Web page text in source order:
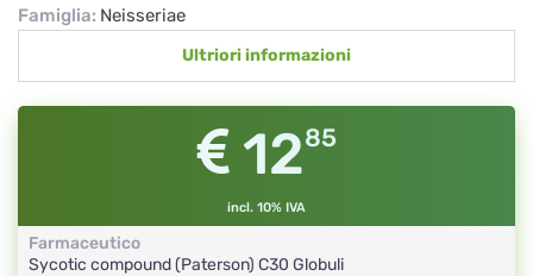
Famiglia: Neisseriae
Ultriori informazioni
1285
incl. 10% IVA
Farmaceutico
Sycotic compound (Paterson) C30 Globuli